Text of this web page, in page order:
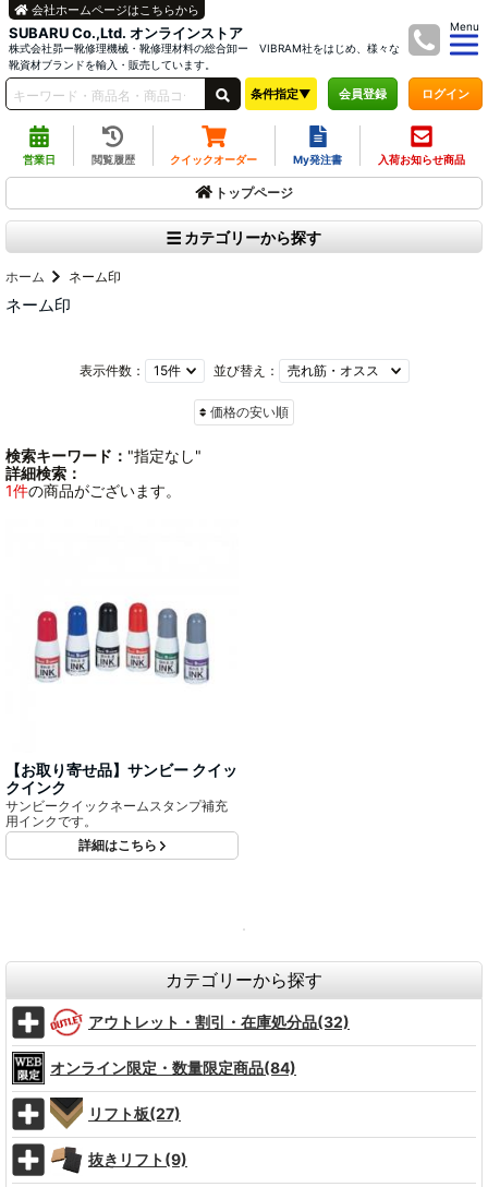
SUBARU Co.,Ltd. オンラインストア
株式会社昴ー靴修理機械・靴修理材料の総合卸ー VIBRAM社をはじめ、様々な
靴資材ブランドを輸入・販売しています。
Menu
会社ホームページはこちらから
条件指定▼ 会員登録 ログイン
営業日 閲覧履歴 クイックオーダー My発注書 入荷お知らせ商品
トップページ
カテゴリーから探す
ホーム ネーム印
ネーム印
表示件数： 並び替え：
価格の安い順
検索キーワード： "指定なし"
詳細検索：
1件の商品がございます。
【お取り寄せ品】サンビー クイッ
クインク
サンビークイックネームスタンプ補充
用インクです。
詳細はこちら
カテゴリーから探す
アウトレット・割引・在庫処分品(32)
オンライン限定・数量限定商品(84)
リフト板(27)
抜きリフト(9)